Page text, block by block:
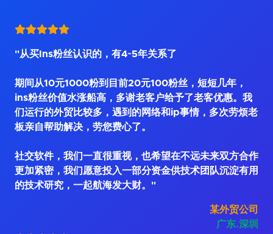
"从买Ins粉丝认识的，有4~5年关系了
期间从10元1000粉到目前20元100粉丝，短短几年，
ins粉丝价值水涨船高，多谢老客户给予了老客优惠。我
们运行的外贸比较多，遇到的网络和ip事情，多次劳烦老
板亲自帮助解决，劳您费心了。
社交软件，我们一直很重视，也希望在不远未来双方合作
更加紧密，我们愿意投入一部分资金供技术团队沉淀有用
的技术研究，一起航海发大财。"
某外贸公司
广东.深圳